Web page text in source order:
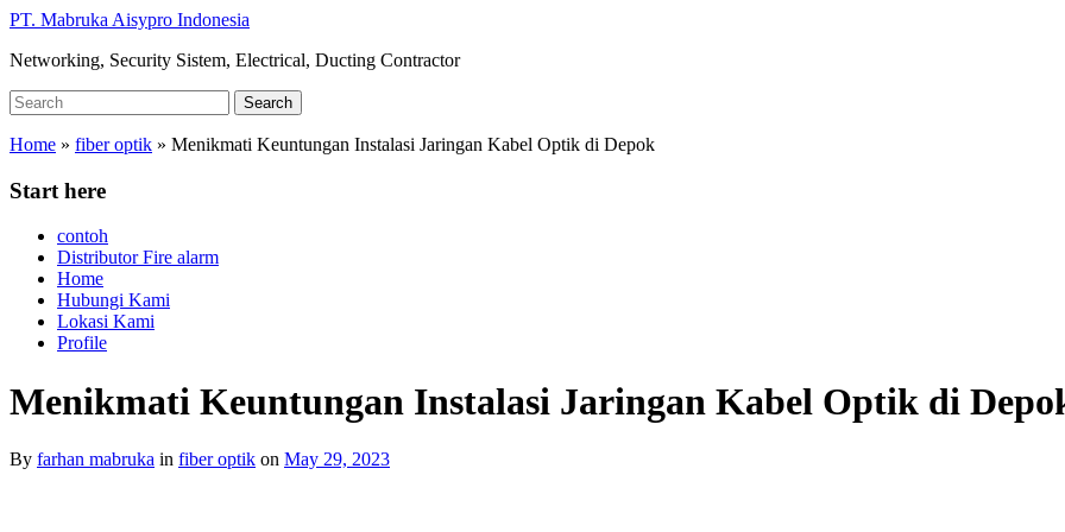
Skip
main
PT. Mabruka Aisypro Indonesia
Networking, Security Sistem, Electrical, Ducting Contractor
Search
for:
Search
Home » fiber optik » Menikmati Keuntungan Instalasi Jaringan Kabel Optik di Depok
Start here
contoh
Distributor Fire alarm
Home
Hubungi Kami
Lokasi Kami
Profile
Menikmati Keuntungan Instalasi Jaringan Kabel Optik di
By farhan mabruka in fiber optik on May 29, 2023